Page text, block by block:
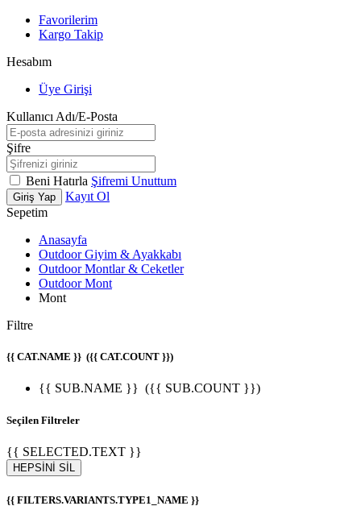
Favorilerim
Kargo Takip
Hesabım
Üye Girişi
Kullanıcı Adı/E-Posta
Şifre
Beni Hatırla Şifremi Unuttum
Giriş Yap
Kayıt Ol
Sepetim
Anasayfa
Outdoor Giyim & Ayakkabı
Outdoor Montlar & Ceketler
Outdoor Mont
Mont
Filtre
{{ CAT.NAME }} ({{ CAT.COUNT }})
{{ SUB.NAME }} ({{ SUB.COUNT }})
Seçilen Filtreler
{{ SELECTED.TEXT }}
HEPSİNİ SİL
{{ FILTERS.VARIANTS.TYPE1_NAME }}